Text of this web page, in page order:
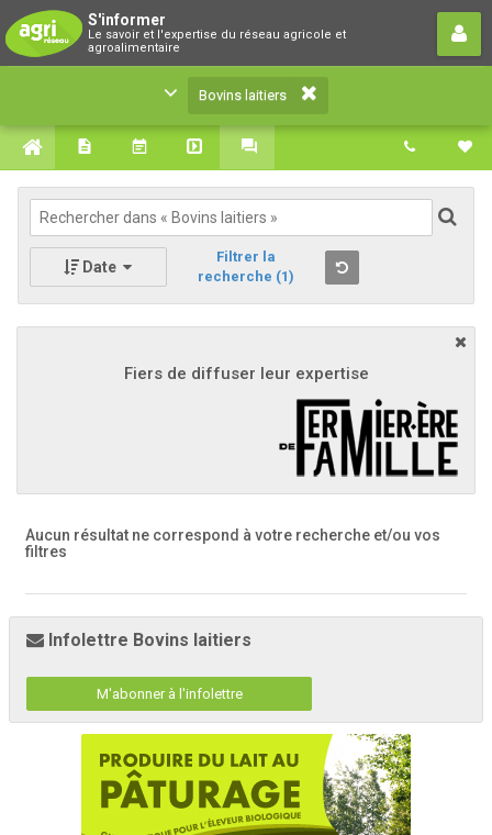
S'informer
Le savoir et l'expertise du réseau agricole et
agroalimentaire
Bovins laitiers
Le savoir et l'expertise du réseau agricole et
agroalimentaire
Bovins laitiers
Date
Filtrer la
recherche (1)
Fiers de diffuser leur expertise
Aucun résultat ne correspond à votre recherche et/ou vos
filtres
Infolettre Bovins laitiers
M'abonner à l'infolettre